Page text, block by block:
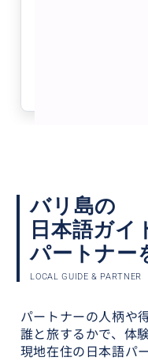
は必要です。
丸一日お世話にな
す。家族4人とても
いたします。
バリ島の
日本語ガイ
パートナー
LOCAL GUIDE & PARTNER
パートナーの人柄や
誰と旅するかで、体
現地在住の日本語パ